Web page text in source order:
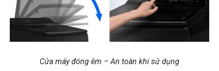
Cửa máy đóng êm – An toàn khi sử dụng